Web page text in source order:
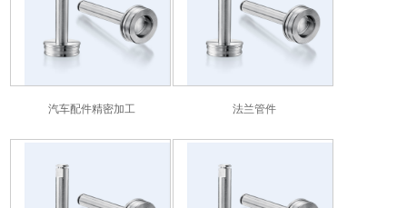
汽车配件精密加工 法兰管件